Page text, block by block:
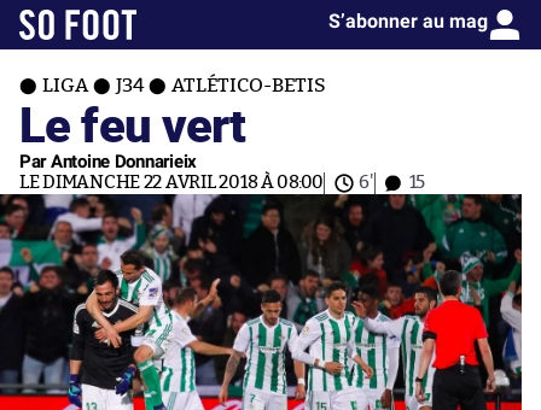
S’abonner au mag
LIGA J34 ATLÉTICO-BETIS
Le feu vert
Par Antoine Donnarieix
LE DIMANCHE 22 AVRIL 2018 À 08:00 6' 15